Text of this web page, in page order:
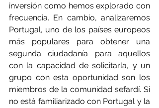
inversión como hemos explorado con
frecuencia. En cambio, analizaremos
Portugal, uno de los países europeos
más populares para obtener una
segunda ciudadanía para aquellos
con la capacidad de solicitarla, y un
grupo con esta oportunidad son los
miembros de la comunidad sefardí. Si
no está familiarizado con Portugal y la